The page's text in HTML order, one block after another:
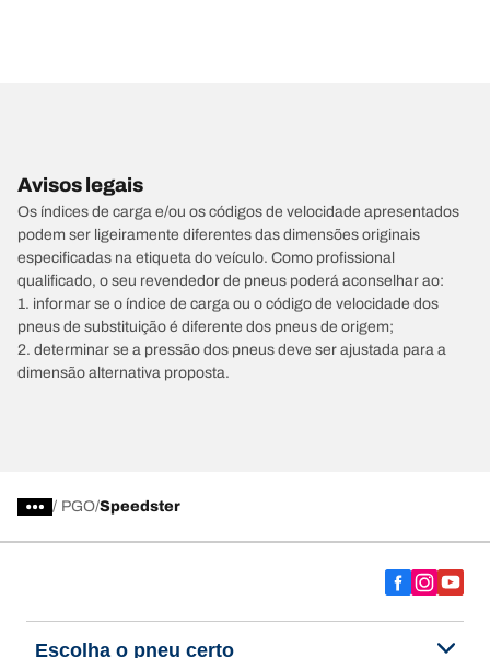
Avisos legais
Os índices de carga e/ou os códigos de velocidade apresentados
podem ser ligeiramente diferentes das dimensões originais
especificadas na etiqueta do veículo. Como profissional
qualificado, o seu revendedor de pneus poderá aconselhar ao:
1. informar se o índice de carga ou o código de velocidade dos
pneus de substituição é diferente dos pneus de origem;
2. determinar se a pressão dos pneus deve ser ajustada para a
dimensão alternativa proposta.
/ PGO Speedster
Escolha o pneu certo